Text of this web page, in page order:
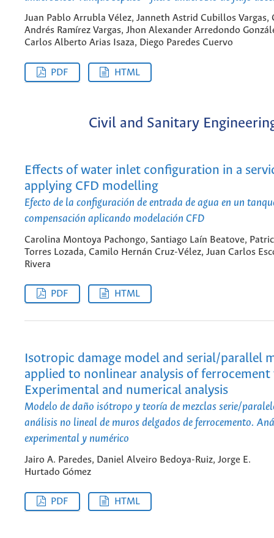
Juan Pablo Arrubla Vélez, Janneth Astrid Cubillos Vargas,
Andrés Ramírez Vargas, Jhon Alexander Arredondo
Carlos Alberto Arias Isaza, Diego Paredes Cuervo
PDF HTML
Civil and Sanitary
Effects of water inlet configuration in a
applying CFD modelling
Efecto de la configuración de entrada de agua en un
compensación aplicando modelación CFD
Carolina Montoya Pachongo, Santiago Laín Beatove,
Torres Lozada, Camilo Hernán Cruz-Vélez, Juan Carlos
Rivera
PDF HTML
Isotropic damage model and serial/parallel
applied to nonlinear analysis of
Experimental and numerical analysis
Modelo de daño isótropo y teoría de mezclas serie/
análisis no lineal de muros delgados de ferrocemento.
experimental y numérico
Jairo A. Paredes, Daniel Alveiro Bedoya-Ruiz, Jorge E.
Hurtado Gómez
PDF HTML